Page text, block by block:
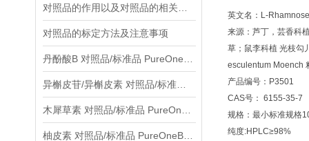
对照品的标定方法及注意事项
英文名：L-
来源：芦丁，芸香科
草；鼠李科植 光枝勾
esculentum Moench
产品编号：P3501
CAS号： 6155-35-7
规格：最小标准规格
纯度:HPLC≥98%